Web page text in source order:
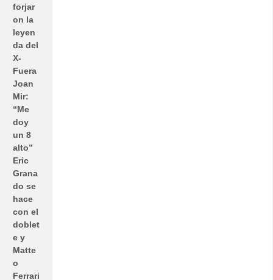
forjar
on la
leyen
da del
X-
Fuera
Joan
Mir:
“Me
doy
un 8
alto”
Eric
Grana
do se
hace
con el
doblet
e y
Matte
o
Ferrari